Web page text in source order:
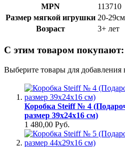
MPN
113710
Размер мягкой игрушки 20-29см
Возраст
3+ лет
С этим товаром покупают:
Выберите товары для добавления
Коробка Steiff № 4
размер 39х24х16 см)
1 480,00 Руб.